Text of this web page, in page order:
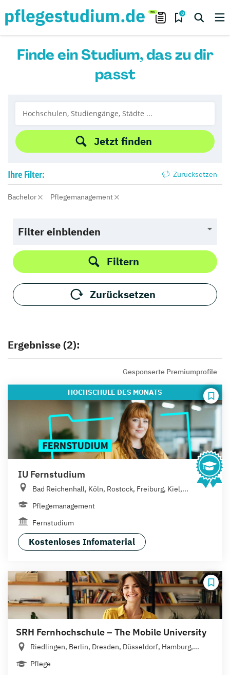
0
Finde ein Studium, das zu dir
passt
Jetzt finden
Ihre Filter: Zurücksetzen
Bachelor Pflegemanagement
Filter einblenden
Filtern
Zurücksetzen
Ergebnisse (2):
Gesponserte Premiumprofile
HOCHSCHULE DES MONATS
IU Fernstudium
Bad Reichenhall, Köln, Rostock, Freiburg, Kiel,...
Pflegemanagement
Fernstudium
Kostenloses Infomaterial
SRH Fernhochschule – The Mobile University
Riedlingen, Berlin, Dresden, Düsseldorf, Hamburg,...
Pflege